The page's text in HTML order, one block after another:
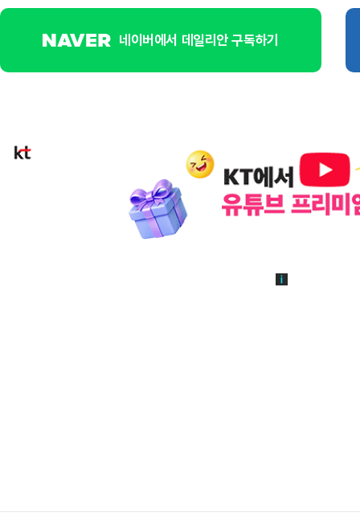
네이버에서 데일리안 구독하기